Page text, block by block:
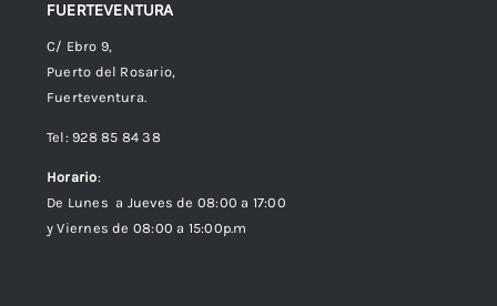
FUERTEVENTURA
C/ Ebro 9,
Puerto del Rosario,
Fuerteventura.
Tel: 928 85 84 38
Horario:
De Lunes a Jueves de 08:00 a 17:00
y Viernes de 08:00 a 15:00p.m